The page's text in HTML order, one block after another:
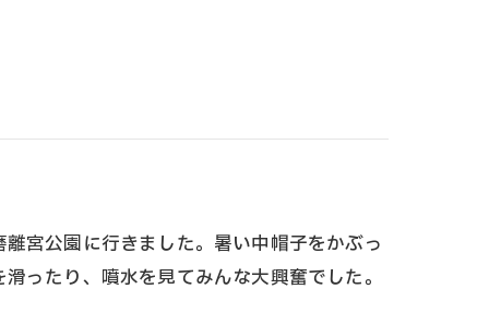
宮公園に行きました。暑い中帽子をかぶっ
ったり、噴水を見てみんな大興奮でした。